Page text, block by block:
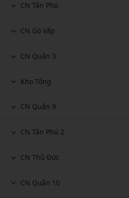
CN Tân Phú
CN Gò Vấp
CN Quận 3
Kho Tổng
CN Quận 9
CN Tân Phú 2
CN Thủ Đức
CN Quận 10